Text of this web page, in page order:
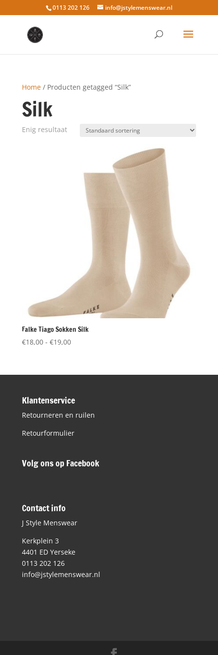
0113 202 126 info@jstylemenswear.nl
Home/ Producten getagged “Silk”
Silk
Enig resultaat
Falke Tiago Sokken Silk
€18,00 - €19,00Prijsklasse:
€19,00
Klantenservice
Retourneren en ruilen
Retourformulier
Volg ons op Facebook
Contact info
J Style Menswear
Kerkplein 3
4401 ED Yerseke
0113 202 126
info@jstylemenswear.nl